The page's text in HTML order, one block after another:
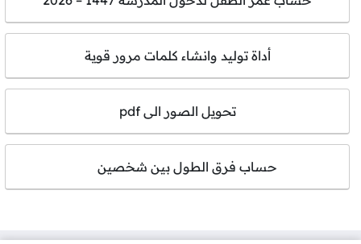
أداة توليد وانشاء كلمات مرور قوية
تحويل الصور الى pdf
حساب فرق الطول بين شخصين